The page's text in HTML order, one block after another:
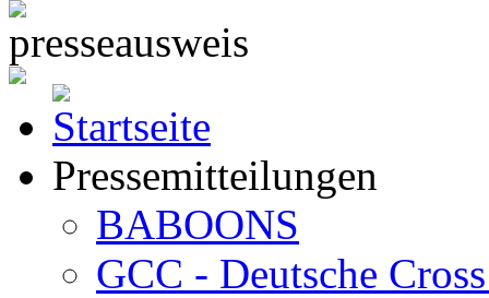
Pressemitteilungen
BABOONS
GCC - Deutsche